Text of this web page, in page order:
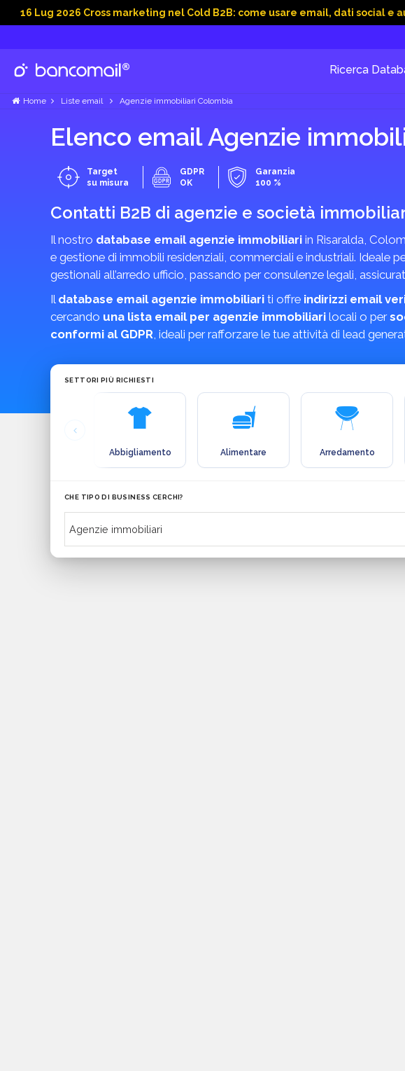
2026 Cross marketing nel Cold B2B: come usare email, dati social e
Ricerca
Home Liste email Agenzie immobiliari Colombia
Elenco email Agenzie
Target
su misura
GDPR
OK
Garanzia
100 %
Contatti B2B di agenzie e società
Il nostro database email agenzie immobiliari in Risaralda,
e gestione di immobili residenziali, commerciali e industriali.
gestionali all’arredo ufficio, passando per consulenze legali,
Il database email agenzie immobiliari ti offre indirizzi email
cercando una lista email per agenzie immobiliari locali o per
conformi al GDPR, ideali per rafforzare le tue attività di lead
SETTORI PIÙ RICHIESTI
Abbigliamento Alimentare Arredamento
CHE TIPO DI BUSINESS CERCHI?